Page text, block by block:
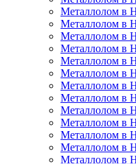
Металлолом в
Металлолом в
Металлолом в
Металлолом в
Металлолом в
Металлолом в
Металлолом в
Металлолом в
Металлолом в
Металлолом в
Металлолом в
Металлолом в
Металлолом в